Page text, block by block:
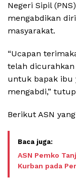
Negeri Sipil
mengabdikan
masyarakat.
“Ucapan
telah
untuk bapak ibu
mengabdi,”
Berikut ASN
ASN Pemko
Kurban pada